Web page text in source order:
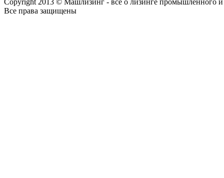
Copyright 2013 © Машлизинг - все о лизинге промышленного и
Все права защищены